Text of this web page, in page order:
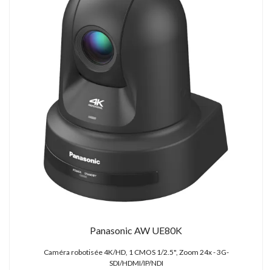
Panasonic AW UE80K
Caméra robotisée 4K/HD, 1 CMOS 1/2.5", Zoom 24x - 3G-
SDI/HDMI/IP/NDI